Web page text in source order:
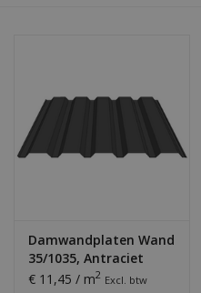
Damwandplaten Wand
35/1035, Antraciet
€ 11,45 / m2 Excl. btw